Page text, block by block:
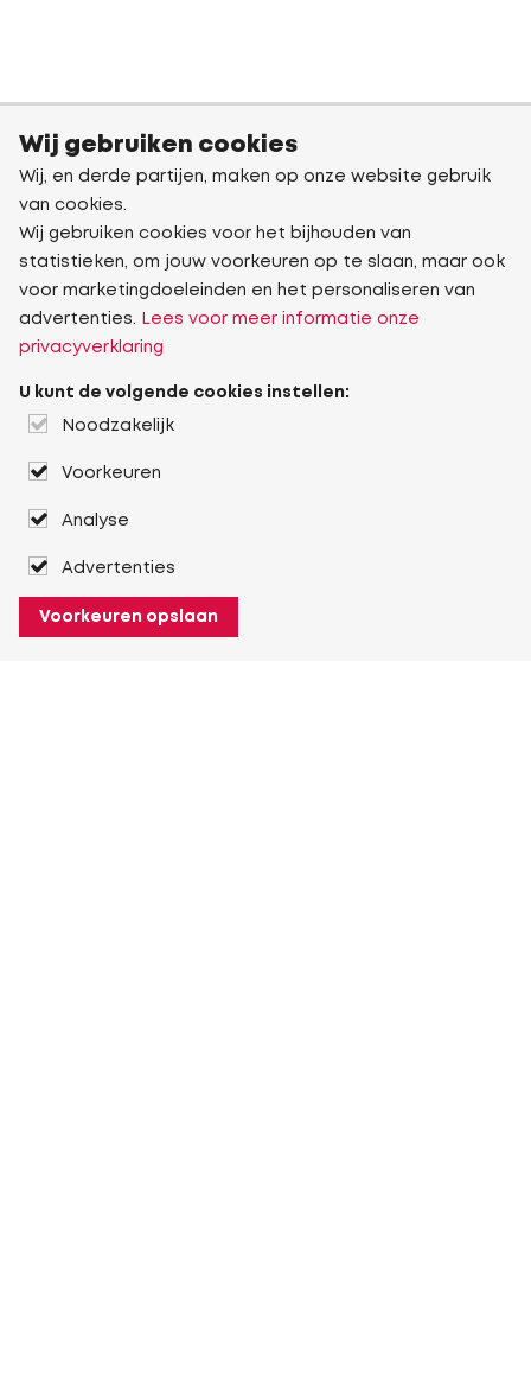
Wij gebruiken cookies
Wij, en derde partijen, maken op onze website gebruik
van cookies.
Wij gebruiken cookies voor het bijhouden van
statistieken, om jouw voorkeuren op te slaan, maar ook
voor marketingdoeleinden en het personaliseren van
advertenties.
Lees voor meer informatie onze
privacyverklaring
U kunt de volgende cookies instellen:
Noodzakelijk
Voorkeuren
Analyse
Advertenties
Voorkeuren opslaan